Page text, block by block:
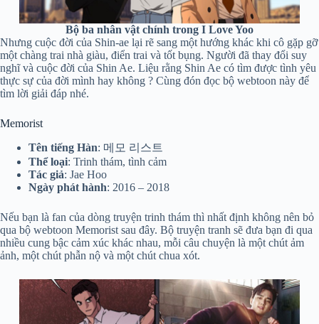
Bộ ba nhân vật chính trong I Love Yoo
Nhưng cuộc đời của Shin-ae lại rẽ sang một hướng khác khi cô gặp gỡ
một chàng trai nhà giàu, điển trai và tốt bụng. Người đã thay đổi suy
nghĩ và cuộc đời của Shin Ae. Liệu rằng Shin Ae có tìm được tình yêu
thực sự của đời mình hay không ? Cùng đón đọc bộ webtoon này để
tìm lời giải đáp nhé.
Memorist
Tên tiếng Hàn: 메모 리스트
Thể loại: Trinh thám, tình cảm
Tác giả: Jae Hoo
Ngày phát hành: 2016 – 2018
Nếu bạn là fan của dòng truyện trinh thám thì nhất định không nên bỏ
qua bộ webtoon Memorist sau đây. Bộ truyện tranh sẽ đưa bạn đi qua
nhiều cung bậc cảm xúc khác nhau, mỗi câu chuyện là một chút ảm
ảnh, một chút phẫn nộ và một chút chua xót.